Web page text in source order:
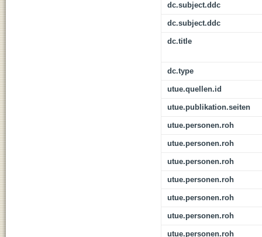
dc.subject.ddc
dc.subject.ddc
dc.title
dc.type
utue.quellen.id
utue.publikation.seiten
utue.personen.roh
utue.personen.roh
utue.personen.roh
utue.personen.roh
utue.personen.roh
utue.personen.roh
utue.personen.roh